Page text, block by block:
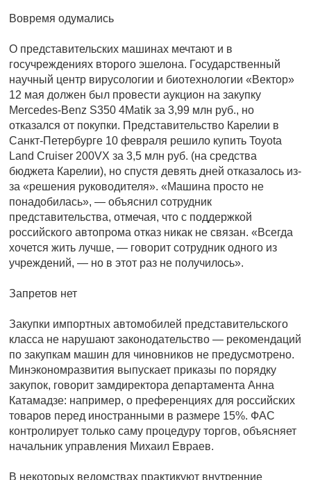
Вовремя одумались
О представительских машинах мечтают и в
госучреждениях второго эшелона. Государственный
научный центр вирусологии и биотехнологии «Вектор»
12 мая должен был провести аукцион на закупку
Mercedes-Benz S350 4Matik за 3,99 млн руб., но
отказался от покупки. Представительство Карелии в
Санкт-Петербурге 10 февраля решило купить Toyota
Land Cruiser 200VX за 3,5 млн руб. (на средства
бюджета Карелии), но спустя девять дней отказалось из-
за «решения руководителя». «Машина просто не
понадобилась», — объяснил сотрудник
представительства, отмечая, что с поддержкой
российского автопрома отказ никак не связан. «Всегда
хочется жить лучше, — говорит сотрудник одного из
учреждений, — но в этот раз не получилось».
Запретов нет
Закупки импортных автомобилей представительского
класса не нарушают законодательство — рекомендаций
по закупкам машин для чиновников не предусмотрено.
Минэкономразвития выпускает приказы по порядку
закупок, говорит замдиректора департамента Анна
Катамадзе: например, о преференциях для российских
товаров перед иностранными в размере 15%. ФАС
контролирует только саму процедуру торгов, объясняет
начальник управления Михаил Евраев.
В некоторых ведомствах практикуют внутренние